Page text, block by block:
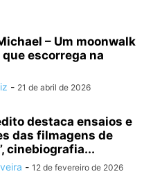
– Um moonwalk
escorrega na
- 21 de abril de 2026
destaca ensaios e
das filmagens de
cinebiografia...
- 12 de fevereiro de 2026